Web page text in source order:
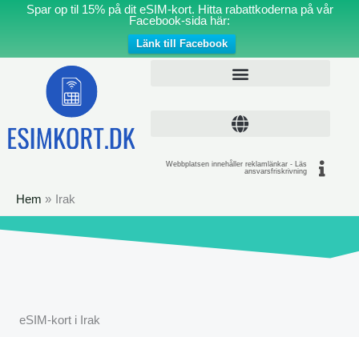
Spar op til 15% på dit eSIM-kort. Hitta rabattkoderna på vår
Facebook-sida här:
Länk till Facebook
Hoppa
Webbplatsen innehåller reklamlänkar - Läs
ansvarsfriskrivning
Hem Irak
eSIM-kort i Irak